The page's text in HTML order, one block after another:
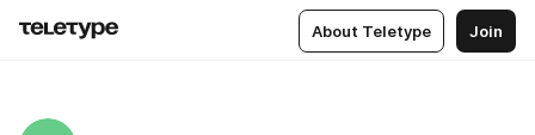
About Teletype Join